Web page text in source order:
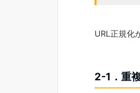
URL正規化
2-1．重